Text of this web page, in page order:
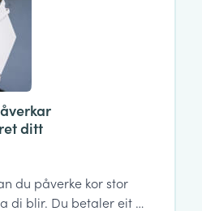
ditt
du påverke kor stor
di blir. Du betaler eit …